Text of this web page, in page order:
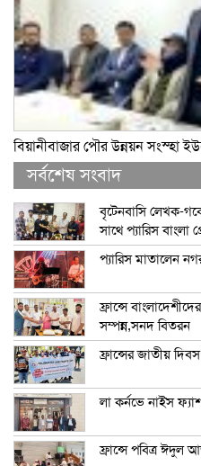
বিয়ানীবাজার পৌর উন্নয়ন সংস্হা
সর্বশেষ সংবাদ
বৃটেনবাসি লেখক-
সাথে প্যারিস বাংলা
প্যারিস মাতালেন
ফ্রান্সে
সম্পন্ন,সনদ বিতরন
ফ্রান্সের জাতীয়
লা কর্নভে নাইস
ফ্রান্সে পবিত্র ঈদুল